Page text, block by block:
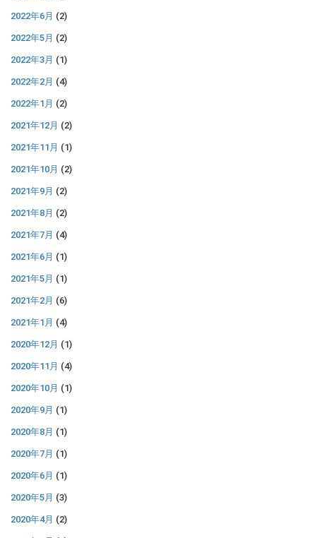
2022年6月 (2)
2022年5月 (2)
2022年3月 (1)
2022年2月 (4)
2022年1月 (2)
2021年12月 (2)
2021年11月 (1)
2021年10月 (2)
2021年9月 (2)
2021年8月 (2)
2021年7月 (4)
2021年6月 (1)
2021年5月 (1)
2021年2月 (6)
2021年1月 (4)
2020年12月 (1)
2020年11月 (4)
2020年10月 (1)
2020年9月 (1)
2020年8月 (1)
2020年7月 (1)
2020年6月 (1)
2020年5月 (3)
2020年4月 (2)